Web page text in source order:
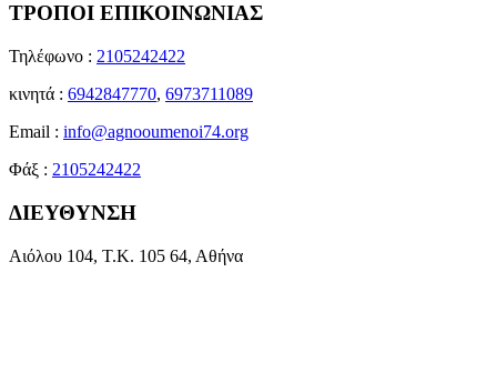
ΤΡΟΠΟΙ ΕΠΙΚΟΙΝΩΝΙΑΣ
Τηλέφωνο : 2105242422
κινητά : 6942847770, 6973711089
Email : info@agnooumenoi74.org
Φάξ : 2105242422
ΔΙΕΥΘΥΝΣΗ
Αιόλου 104, Τ.Κ. 105 64, Αθήνα